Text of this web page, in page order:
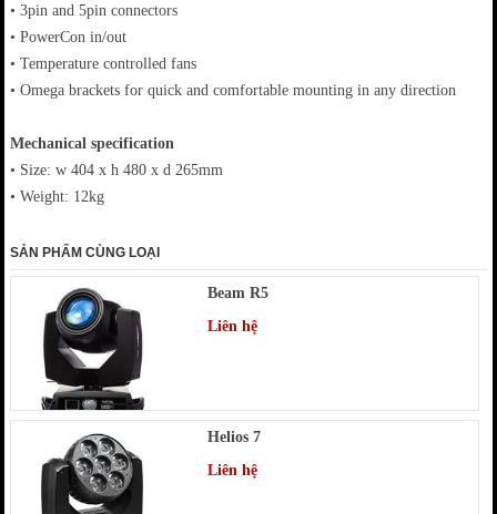
• 3pin and 5pin connectors
• PowerCon in/out
• Temperature controlled fans
• Omega brackets for quick and comfortable mounting in any direction
Mechanical specification
• Size: w 404 x h 480 x d 265mm
• Weight: 12kg
SẢN PHẨM CÙNG LOẠI
Beam R5
Liên hệ
Helios 7
Liên hệ